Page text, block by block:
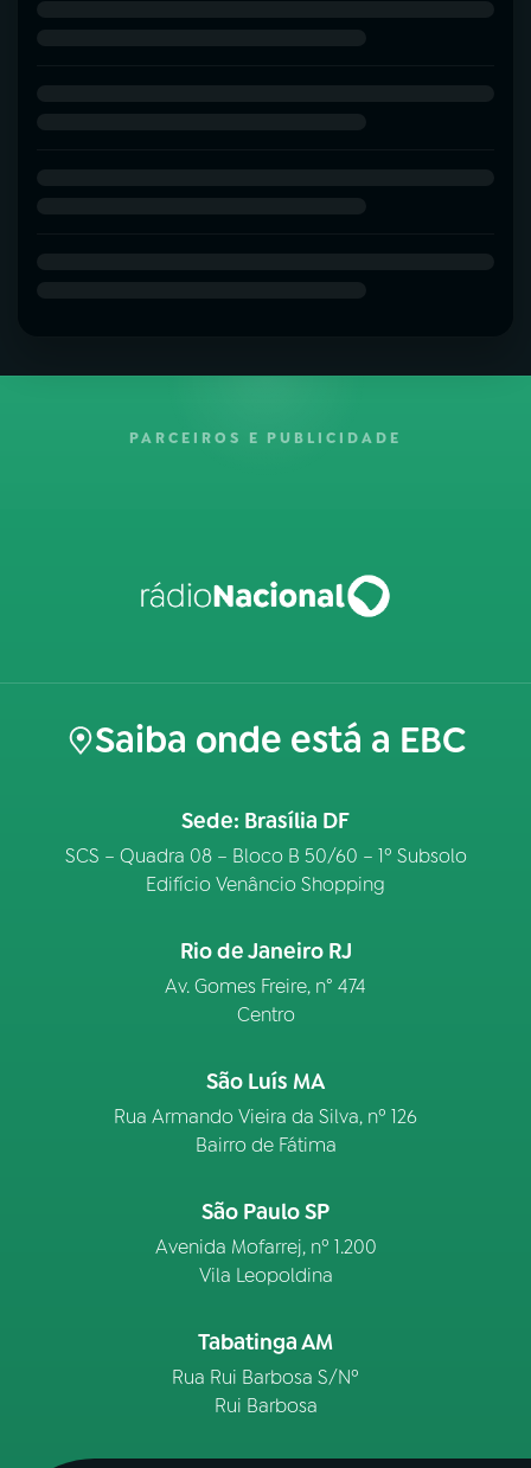
PARCEIROS E PUBLICIDADE
Saiba onde está a EBC
Sede: Brasília DF
SCS – Quadra 08 – Bloco B 50/60 – 1º Subsolo
Edifício Venâncio Shopping
Rio de Janeiro RJ
Av. Gomes Freire, n° 474
Centro
São Luís MA
Rua Armando Vieira da Silva, nº 126
Bairro de Fátima
São Paulo SP
Avenida Mofarrej, nº 1.200
Vila Leopoldina
Tabatinga AM
Rua Rui Barbosa S/Nº
Rui Barbosa